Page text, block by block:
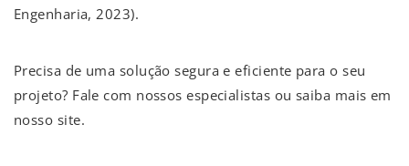
Engenharia, 2023).
Precisa de uma solução segura e eficiente para o seu
projeto? Fale com nossos especialistas ou saiba mais em
nosso site.